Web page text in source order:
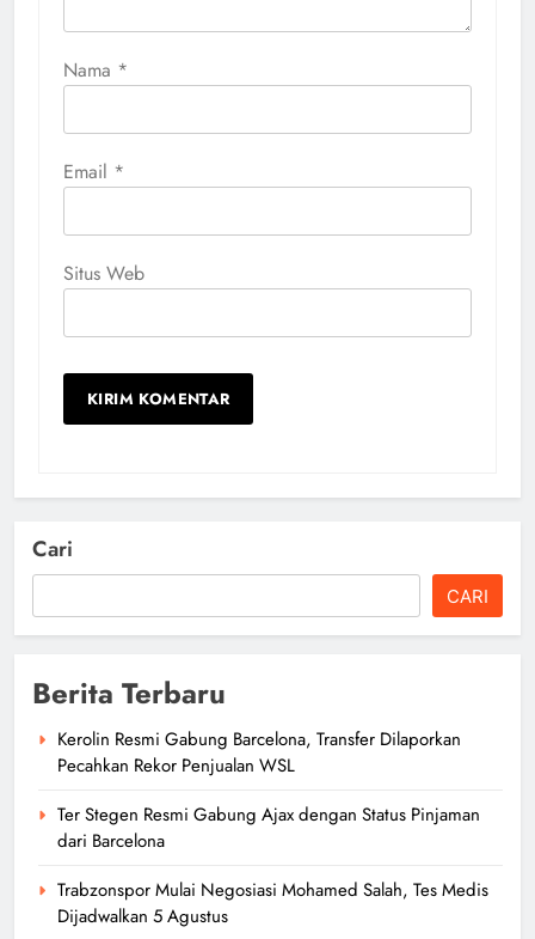
Nama *
Email *
Situs Web
Cari
CARI
Berita Terbaru
Kerolin Resmi Gabung Barcelona, Transfer Dilaporkan
Pecahkan Rekor Penjualan WSL
Ter Stegen Resmi Gabung Ajax dengan Status Pinjaman
dari Barcelona
Trabzonspor Mulai Negosiasi Mohamed Salah, Tes Medis
Dijadwalkan 5 Agustus